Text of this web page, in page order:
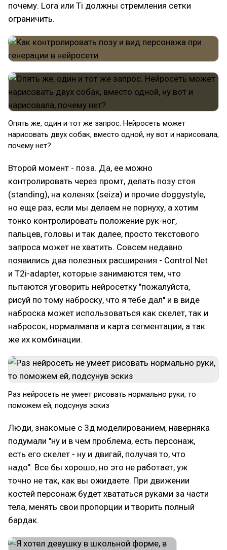
почему. Lora или Ti должны стремления сетки
ограничить.
Опять же, один и тот же запрос. Нейросеть может
нарисовать двух собак, вместо одной, ну вот и нарисовала,
почему нет?
Второй момент - поза. Да, ее можно
контролировать через промт, делать позу стоя
(standing), на коленях (seiza) и прочие doggystyle,
но еще раз, если мы делаем не порнуху, а хотим
тонко контролировать положение рук-ног,
пальцев, головы и так далее, просто текстового
запроса может не хватить. Совсем недавно
появились два полезных расширения - Control Net
и T2i-adapter, которые занимаются тем, что
пытаются уговорить нейросетку "пожалуйста,
рисуй по тому наброску, что я тебе дал" и в виде
наброска может использоваться как скелет, так и
набросок, нормалмапа и карта сегментации, а так
же их комбинации.
Раз нейросеть не умеет рисовать нормально руки, то
поможем ей, подсунув эскиз
Люди, знакомые с 3д моделированием, наверняка
подумали "ну и в чем проблема, есть персонаж,
есть его скелет - ну и двигай, получая то, что
надо". Все бы хорошо, но это не работает, уж
точно не так, как вы ожидаете. При движении
костей персонаж будет хвататься руками за части
тела, менять свои пропорции и творить полный
бардак.